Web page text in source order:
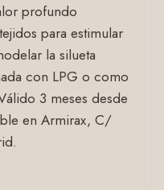
profundo
para estimular
la silueta
con LPG o como
3 meses desde
en Armirax, C/